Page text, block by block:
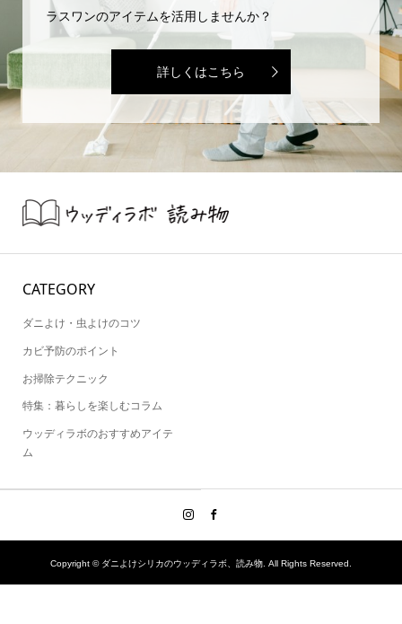
ラスワンのアイテムを活用しませんか？
詳しくはこちら
CATEGORY
ダニよけ・虫よけのコツ
カビ予防のポイント
お掃除テクニック
特集：暮らしを楽しむコラム
ウッディラボのおすすめアイテ
ム
Copyright ©ダニよけシリカのウッディラボ、読み物. All Rights Reserved.